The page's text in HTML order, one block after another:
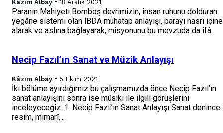
Kâzım Albay 18 Aralık 2021
Paranın Mahiyeti Bomboş devrimizin, insan ruhunu dolduran
yegâne sistemi olan İBDA muhatap anlayışı, parayı hasrı içine
alarak ve aslına bağlayarak, misyonunu bu mevzuda da ifâ...
Necip Fazıl’ın Sanat ve Müzik Anlayışı
Kâzım Albay - 5 Ekim 2021
İki bölüme ayırdığımız bu çalışmamızda önce Necip Fazıl’ın
sanat anlayışını sonra ise mûsiki ile ilgili görüşlerini
inceleyeceğiz. 1. Necip Fazıl’ın Sanat Anlayışı Sanat denince
resim, mimarî,...